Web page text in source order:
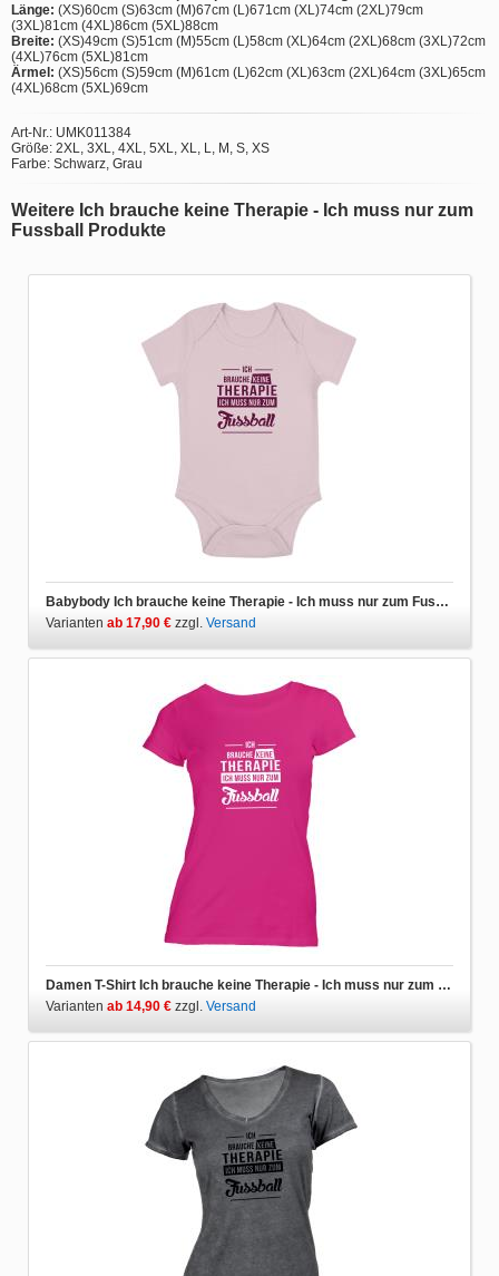
Länge: (XS)60cm (S)63cm (M)67cm (L)671cm (XL)74cm (2XL)79cm
(3XL)81cm (4XL)86cm (5XL)88cm
Breite: (XS)49cm (S)51cm (M)55cm (L)58cm (XL)64cm (2XL)68cm (3XL)72cm
(4XL)76cm (5XL)81cm
Ärmel: (XS)56cm (S)59cm (M)61cm (L)62cm (XL)63cm (2XL)64cm (3XL)65cm
(4XL)68cm (5XL)69cm
Art-Nr.: UMK011384
Größe: 2XL, 3XL, 4XL, 5XL, XL, L, M, S, XS
Farbe: Schwarz, Grau
Weitere Ich brauche keine Therapie - Ich muss nur zum
Fussball Produkte
Babybody Ich brauche keine Therapie - Ich muss nur zum Fussball
Varianten ab 17,90 € zzgl. Versand
Damen T-Shirt Ich brauche keine Therapie - Ich muss nur zum Fussball
Varianten ab 14,90 € zzgl. Versand